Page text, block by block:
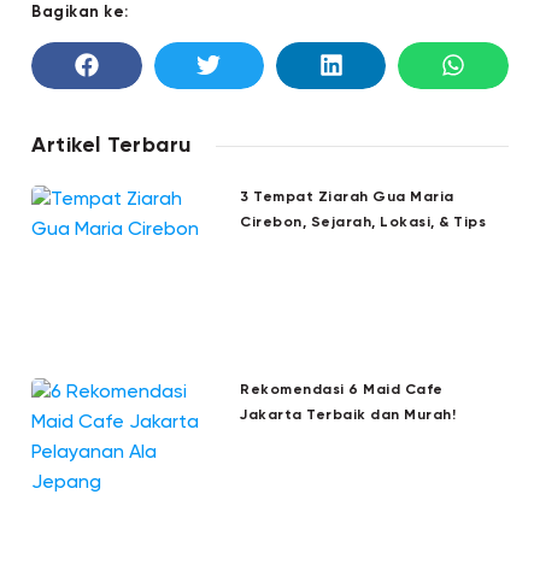
Bagikan ke:
Artikel Terbaru
3 Tempat Ziarah Gua Maria
Cirebon, Sejarah, Lokasi, & Tips
Rekomendasi 6 Maid Cafe
Jakarta Terbaik dan Murah!